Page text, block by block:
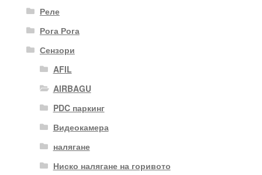
Реле
Рога Рога
Сензори
AFIL
AIRBAGU
PDC паркинг
Видеокамера
налягане
Ниско налягане на горивото